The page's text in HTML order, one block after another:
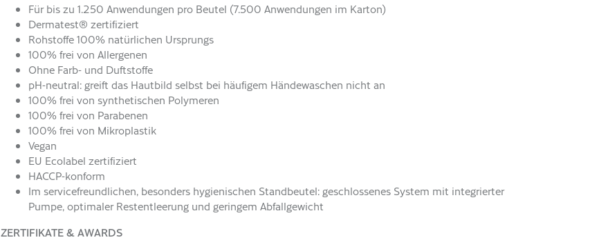
Für bis zu 1.250 Anwendungen pro Beutel (7.500 Anwendungen im Karton)
Dermatest® zertifiziert
Rohstoffe 100% natürlichen Ursprungs
100% frei von Allergenen
Ohne Farb- und Duftstoffe
pH-neutral: greift das Hautbild selbst bei häufigem Händewaschen nicht an
100% frei von synthetischen Polymeren
100% frei von Parabenen
100% frei von Mikroplastik
Vegan
EU Ecolabel zertifiziert
HACCP-konform
Im servicefreundlichen, besonders hygienischen Standbeutel: geschlossenes System mit integrierter
Pumpe, optimaler Restentleerung und geringem Abfallgewicht
ZERTIFIKATE & AWARDS